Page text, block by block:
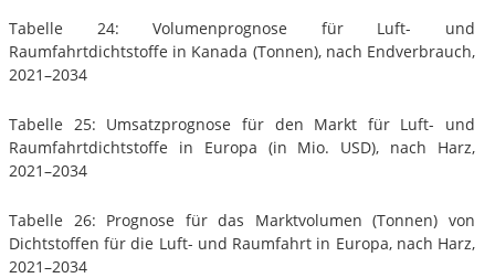
Tabelle 24: Volumenprognose für Luft- und
Raumfahrtdichtstoffe in Kanada (Tonnen), nach Endverbrauch,
2021–2034
Tabelle 25: Umsatzprognose für den Markt für Luft- und
Raumfahrtdichtstoffe in Europa (in Mio. USD), nach Harz,
2021–2034
Tabelle 26: Prognose für das Marktvolumen (Tonnen) von
Dichtstoffen für die Luft- und Raumfahrt in Europa, nach Harz,
2021–2034